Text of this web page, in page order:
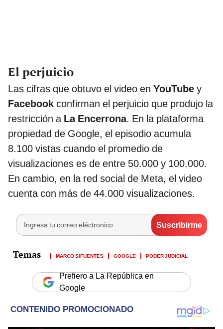
El perjuicio
Las cifras que obtuvo el video en YouTube y
Facebook confirman el perjuicio que produjo la
restricción a La Encerrona. En la plataforma
propiedad de Google, el episodio acumula
8.100 vistas cuando el promedio de
visualizaciones es de entre 50.000 y 100.000.
En cambio, en la red social de Meta, el video
cuenta con más de 44.000 visualizaciones.
MARCO SIFUENTES GOOGLE PODER JUDICIAL
Prefiero a La República en
Google